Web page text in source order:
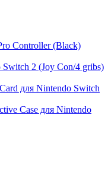
Controller (Black)
2 (Joy Con/4 gribs)
для Nintendo Switch
Case для Nintendo